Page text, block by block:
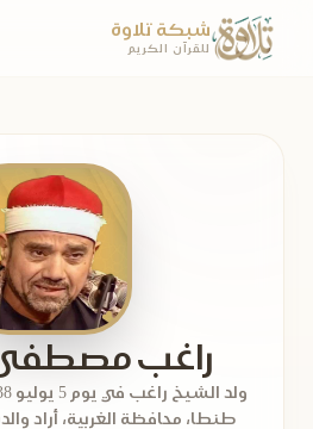
شبكة تلاوة
للقرآن الكريم
راغب
طنطا، محافظة الغربية، أراد